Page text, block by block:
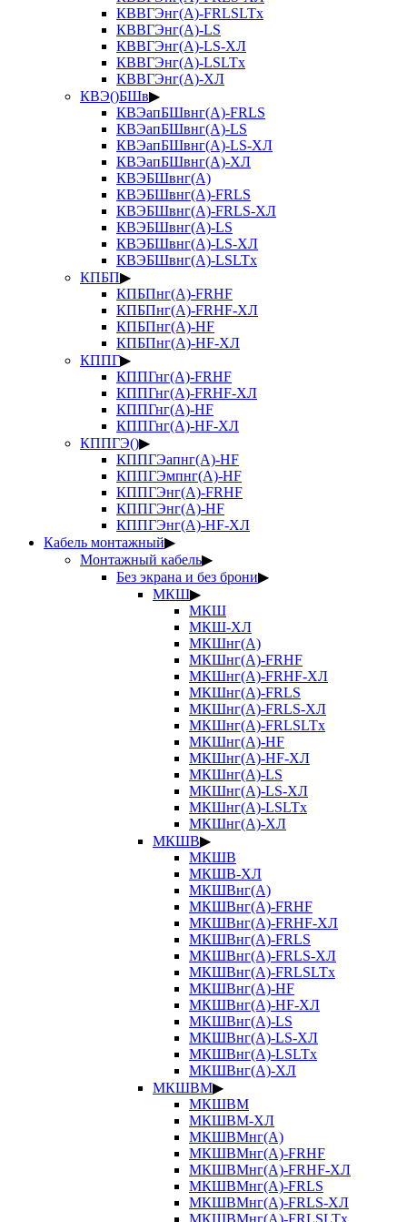
КВВГЭнг(А)-FRLSLTx
КВВГЭнг(А)-LS
КВВГЭнг(А)-LS-ХЛ
КВВГЭнг(А)-LSLTx
КВВГЭнг(А)-ХЛ
КВЭ()БШв▶
КВЭапБШвнг(А)-FRLS
КВЭапБШвнг(А)-LS
КВЭапБШвнг(А)-LS-ХЛ
КВЭапБШвнг(А)-ХЛ
КВЭБШвнг(А)
КВЭБШвнг(А)-FRLS
КВЭБШвнг(А)-FRLS-ХЛ
КВЭБШвнг(А)-LS
КВЭБШвнг(А)-LS-ХЛ
КВЭБШвнг(А)-LSLTx
КПБП▶
КПБПнг(А)-FRHF
КПБПнг(А)-FRHF-ХЛ
КПБПнг(А)-HF
КПБПнг(А)-HF-ХЛ
КППГ▶
КППГнг(А)-FRHF
КППГнг(А)-FRHF-ХЛ
КППГнг(А)-HF
КППГнг(А)-HF-ХЛ
КППГЭ()▶
КППГЭапнг(А)-HF
КППГЭмпнг(А)-HF
КППГЭнг(А)-FRHF
КППГЭнг(А)-HF
КППГЭнг(А)-HF-ХЛ
Кабель монтажный▶
Монтажный кабель▶
Без экрана и без брони▶
МКШ▶
МКШ
МКШ-ХЛ
МКШнг(А)
МКШнг(А)-FRHF
МКШнг(А)-FRHF-ХЛ
МКШнг(А)-FRLS
МКШнг(А)-FRLS-ХЛ
МКШнг(А)-FRLSLTx
МКШнг(А)-HF
МКШнг(А)-HF-ХЛ
МКШнг(А)-LS
МКШнг(А)-LS-ХЛ
МКШнг(А)-LSLTx
МКШнг(А)-ХЛ
МКШВ▶
МКШВ
МКШВ-ХЛ
МКШВнг(А)
МКШВнг(А)-FRHF
МКШВнг(А)-FRHF-ХЛ
МКШВнг(А)-FRLS
МКШВнг(А)-FRLS-ХЛ
МКШВнг(А)-FRLSLTx
МКШВнг(А)-HF
МКШВнг(А)-HF-ХЛ
МКШВнг(А)-LS
МКШВнг(А)-LS-ХЛ
МКШВнг(А)-LSLTx
МКШВнг(А)-ХЛ
МКШВМ▶
МКШВМ
МКШВМ-ХЛ
МКШВМнг(А)
МКШВМнг(А)-FRHF
МКШВМнг(А)-FRHF-ХЛ
МКШВМнг(А)-FRLS
МКШВМнг(А)-FRLS-ХЛ
МКШВМнг(А)-FRLSLTx